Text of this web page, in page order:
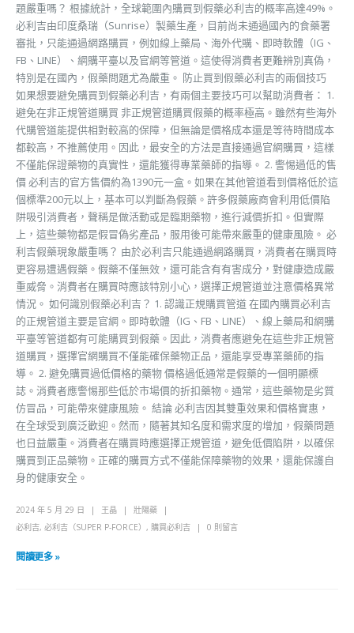
題嚴重嗎？ 根據統計，全球範圍內購買到假藥必利吉的概率高達49%。
必利吉由印度桑瑞（Sunrise）製藥生產，目前尚未通過國內的食藥署
審批，只能通過網路購買，例如線上藥局、海外代購、即時軟體（IG、
FB、LINE）、網購平臺以及官網等管道。這使得消費者更難辨別真偽，
特別是在國內，假藥問題尤為嚴重。 防止買到假藥必利吉的兩個技巧
如果想要避免購買到假藥必利吉，有兩個主要技巧可以幫助消費者： 1.
避免在非正規管道購買 非正規管道購買假藥的概率極高。雖然有些海外
代購管道能提供相對較高的保障，但無論是價格成本還是等待時間成本
都較高，不推薦使用。因此，最安全的方法是直接通過官網購買，這樣
不僅能保證藥物的真實性，還能獲得專業藥師的指導。 2. 警惕過低的售
價 必利吉的官方售價約為1390元一盒。如果在其他管道看到價格低於這
個標準200元以上，基本可以判斷為假藥。許多假藥廠商會利用低價陷
阱吸引消費者，聲稱是做活動或是臨期藥物，進行減價折扣。但實際
上，這些藥物都是假冒偽劣產品，服用後可能帶來嚴重的健康風險。 必
利吉假藥現象嚴重嗎？ 由於必利吉只能通過網路購買，消費者在購買時
更容易遭遇假藥。假藥不僅無效，還可能含有有害成分，對健康造成嚴
重威脅。消費者在購買時應該特別小心，選擇正規管道並注意價格異常
情況。 如何識別假藥必利吉？ 1. 認識正規購買管道 在國內購買必利吉
的正規管道主要是官網。即時軟體（IG、FB、LINE）、線上藥局和網購
平臺等管道都有可能購買到假藥。因此，消費者應避免在這些非正規管
道購買，選擇官網購買不僅能確保藥物正品，還能享受專業藥師的指
導。 2. 避免購買過低價格的藥物 價格過低通常是假藥的一個明顯標
誌。消費者應警惕那些低於市場價的折扣藥物。通常，這些藥物是劣質
仿冒品，可能帶來健康風險。 結論 必利吉因其雙重效果和價格實惠，
在全球受到廣泛歡迎。然而，隨著其知名度和需求度的增加，假藥問題
也日益嚴重。消費者在購買時應選擇正規管道，避免低價陷阱，以確保
購買到正品藥物。正確的購買方式不僅能保障藥物的效果，還能保護自
身的健康安全。
2024 年 5 月 29 日 王晶
壯陽藥
必利吉, 必利吉（SUPER P-FORCE） , 購買必利吉 0 則留言
閱讀更多 »